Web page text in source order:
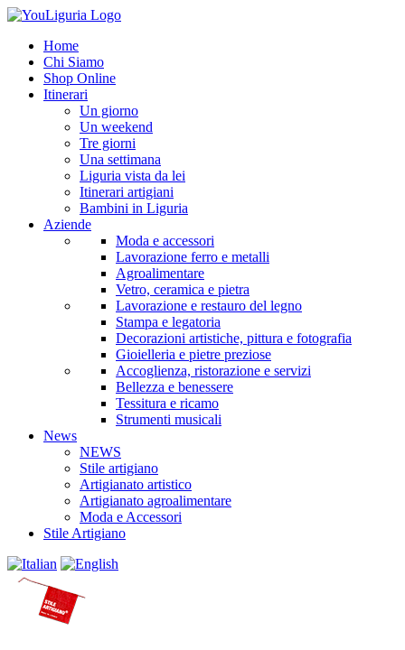
Home
Chi Siamo
Shop Online
Itinerari
Un giorno
Un weekend
Tre giorni
Una settimana
Liguria vista da lei
Itinerari artigiani
Bambini in Liguria
Aziende
Moda e accessori
Lavorazione ferro e metalli
Agroalimentare
Vetro, ceramica e pietra
Lavorazione e restauro del legno
Stampa e legatoria
Decorazioni artistiche, pittura e fotografia
Gioielleria e pietre preziose
Accoglienza, ristorazione e servizi
Bellezza e benessere
Tessitura e ricamo
Strumenti musicali
News
NEWS
Stile artigiano
Artigianato artistico
Artigianato agroalimentare
Moda e Accessori
Stile Artigiano